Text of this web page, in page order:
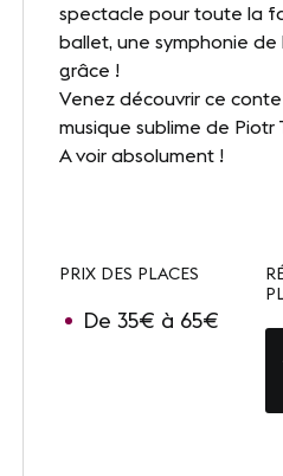
NOS SITES
Le Corum
Le Zénith Sud
spectacle pour toute la
ballet, une symphonie
grâce !
Venez découvrir ce
musique sublime de Piotr
A voir absolument !
PRIX DES PLACES
De 35€ à 65€